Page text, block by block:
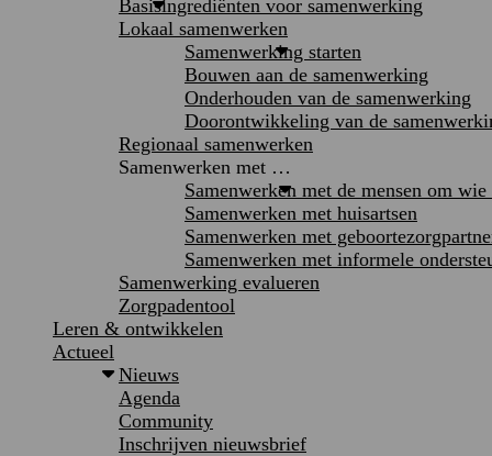
Basisingrediënten voor samenwerking
Lokaal samenwerken
Samenwerking starten
Bouwen aan de samenwerking
Onderhouden van de samenwerking
Doorontwikkeling van de
Regionaal samenwerken
Samenwerken met …
Samenwerken met de mensen om wie
Samenwerken met huisartsen
Samenwerken met
Samenwerken met informele
Samenwerking evalueren
Zorgpadentool
Leren & ontwikkelen
Actueel
Nieuws
Agenda
Community
Inschrijven nieuwsbrief